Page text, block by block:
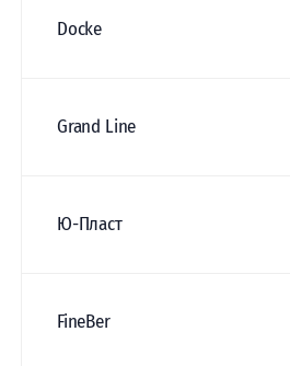
Docke
Grand Line
Ю-Пласт
FineBer